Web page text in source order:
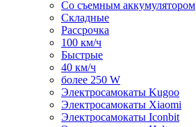
Со съемным аккумулятором
Складные
Рассрочка
100 км/ч
Быстрые
40 км/ч
более 250 W
Электросамокаты Kugoo
Электросамокаты Xiaomi
Электросамокаты Iconbit